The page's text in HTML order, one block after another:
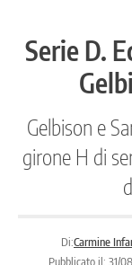
Serie D.
Gelbison e
girone H di
Di:Carmine
Pubblicato il: 31/